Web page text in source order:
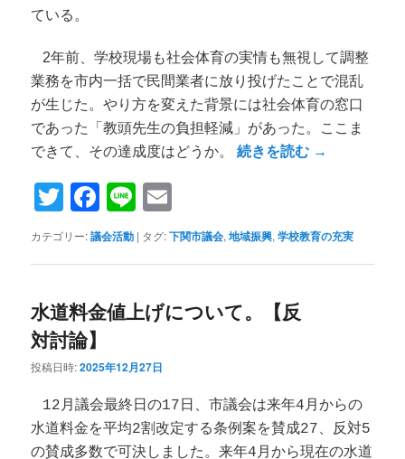
ている。
2年前、学校現場も社会体育の実情も無視して調整
業務を市内一括で民間業者に放り投げたことで混乱
が生じた。やり方を変えた背景には社会体育の窓口
であった「教頭先生の負担軽減」があった。ここま
できて、その達成度はどうか。
続きを読む →
Twitter
Facebook
Line
カテゴリー:議会活動 | タグ:下関市議会,地域振興,学校教育の充実
水道料金値上げについて。【反
対討論】
投稿日時:2025年12月27日
12月議会最終日の17日、市議会は来年4月からの
水道料金を平均2割改定する条例案を賛成27、反対5
の賛成多数で可決しました。来年4月から現在の水道